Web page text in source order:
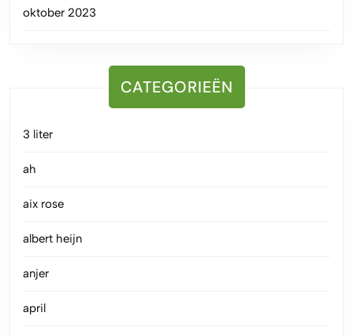
oktober 2023
CATEGORIEËN
3 liter
ah
aix rose
albert heijn
anjer
april